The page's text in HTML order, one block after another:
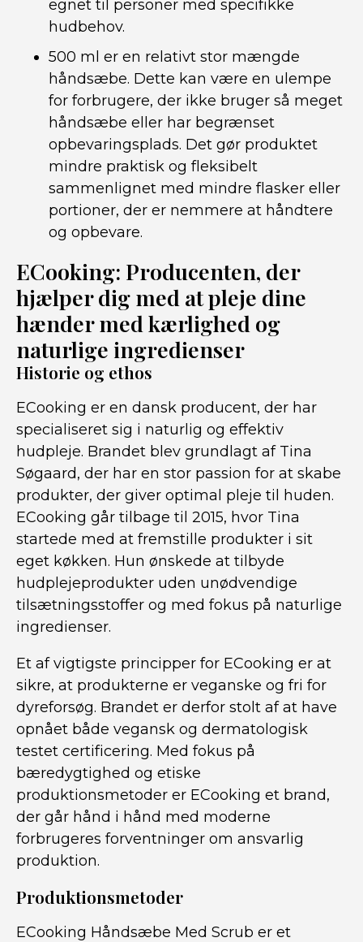
egnet til personer med specifikke
hudbehov.
500 ml er en relativt stor mængde
håndsæbe. Dette kan være en ulempe
for forbrugere, der ikke bruger så meget
håndsæbe eller har begrænset
opbevaringsplads. Det gør produktet
mindre praktisk og fleksibelt
sammenlignet med mindre flasker eller
portioner, der er nemmere at håndtere
og opbevare.
ECooking: Producenten, der
hjælper dig med at pleje dine
hænder med kærlighed og
naturlige ingredienser
Historie og ethos
ECooking er en dansk producent, der har
specialiseret sig i naturlig og effektiv
hudpleje. Brandet blev grundlagt af Tina
Søgaard, der har en stor passion for at skabe
produkter, der giver optimal pleje til huden.
ECooking går tilbage til 2015, hvor Tina
startede med at fremstille produkter i sit
eget køkken. Hun ønskede at tilbyde
hudplejeprodukter uden unødvendige
tilsætningsstoffer og med fokus på naturlige
ingredienser.
Et af vigtigste principper for ECooking er at
sikre, at produkterne er veganske og fri for
dyreforsøg. Brandet er derfor stolt af at have
opnået både vegansk og dermatologisk
testet certificering. Med fokus på
bæredygtighed og etiske
produktionsmetoder er ECooking et brand,
der går hånd i hånd med moderne
forbrugeres forventninger om ansvarlig
produktion.
Produktionsmetoder
ECooking Håndsæbe Med Scrub er et